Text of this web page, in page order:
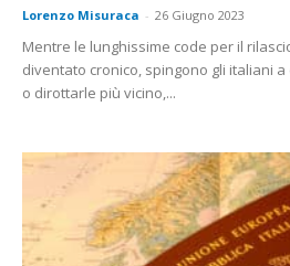
Lorenzo Misuraca - 26 Giugno 2023
Mentre le lunghissime code per il
diventato cronico, spingono gli italiani
o dirottarle più vicino,...